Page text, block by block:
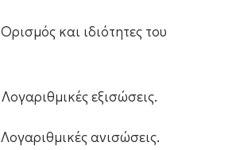
Ορισμός και ιδιότητες του
Λογαριθμικές εξισώσεις.
Λογαριθμικές ανισώσεις.